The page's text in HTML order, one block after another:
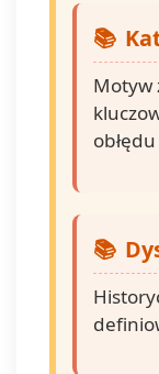
Motyw
obłędu